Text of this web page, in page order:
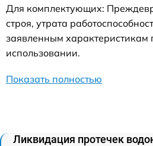
Для комплектующих:
строя, утрата
заявленным
использовании.
Показать полностью
Ликвидация протечек